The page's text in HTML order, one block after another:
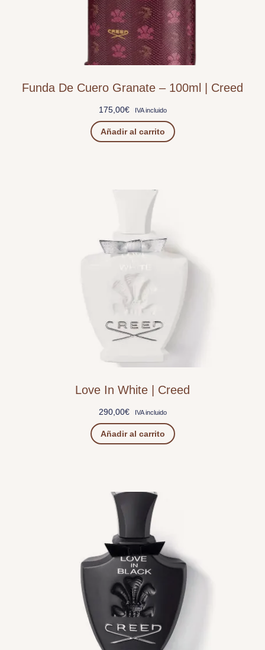
Funda De Cuero Granate – 100ml | Creed
175,00€ IVA incluido
Añadir al carrito
Love In White | Creed
290,00€ IVA incluido
Añadir al carrito